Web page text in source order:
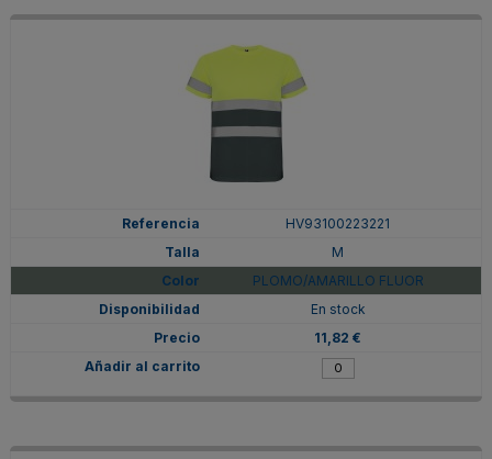
HV93100223221
M
PLOMO/AMARILLO FLUOR
En stock
11,82 €